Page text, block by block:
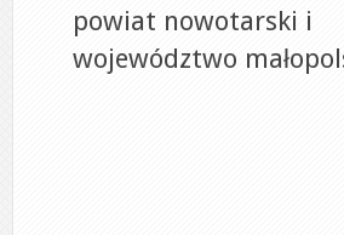
powiat nowotarski i
województwo